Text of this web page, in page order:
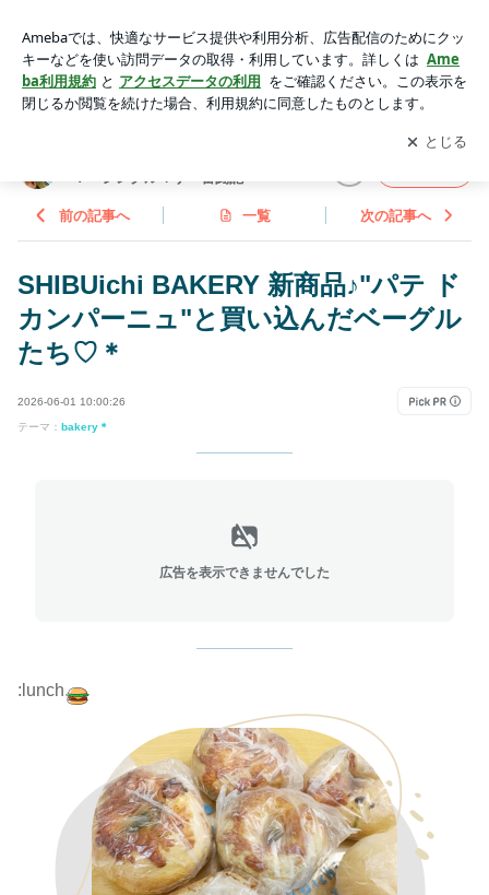
んだベーグルたち♡＊ | ･:*+..:たろとAoiのSweetsDiary･:*+ ･:
*〜シングルマザー奮闘記＊
アプリをダウンロードして ブログの更新通知
を受け取りまし
ょう。
開く
･:*〜シングルマザー奮闘記＊
前の記事へ 一覧 次の記事へ
SHIBUichi BAKERY 新商品♪"パテ ド
カンパーニュ"と買い込んだベーグル
たち♡＊
2026-06-01 10:00:26
テーマ： bakery＊
広告を表示できませんでした
:lunch